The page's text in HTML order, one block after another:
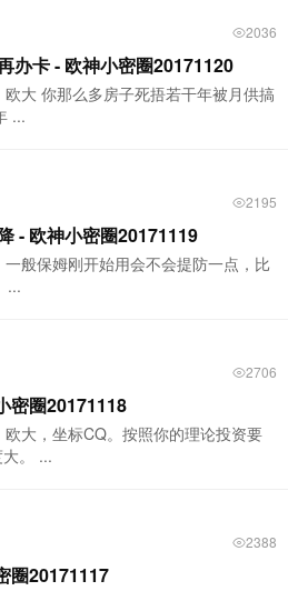
2036
办卡 - 欧神小密圈20171120
大 你那么多房子死捂若干年被月供搞
...
2195
- 欧神小密圈20171119
般保姆刚开始用会不会提防一点，比
...
2706
密圈20171118
大，坐标CQ。按照你的理论投资要
。 ...
2388
圈20171117